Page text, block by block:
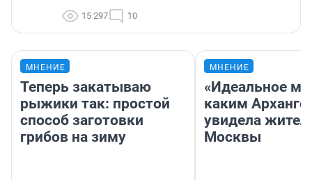
15 297 10
МНЕНИЕ
Теперь закатываю
рыжики так: простой
способ заготовки
грибов на зиму
МНЕНИЕ
«Идеальное
каким
увидела
Москвы